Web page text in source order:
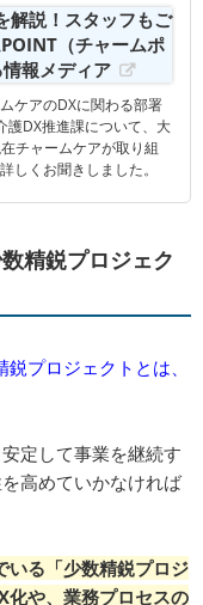
解説！スタッフもご
（チャームポ
報メディア
ケアのDXに関わる部署
護DX推進課について、大
チャームケアが取り組
しくお聞きしました。
精鋭プロジェク
プロジェクトとは、
定して事業を継続す
高めていかなければ
いる「少数精鋭プロジ
化や、業務プロセスの